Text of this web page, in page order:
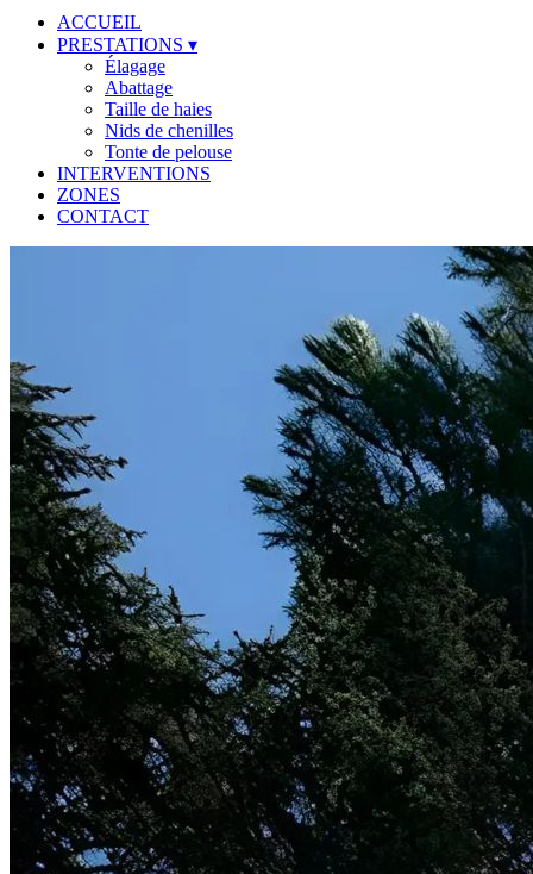
ACCUEIL
PRESTATIONS ▾
Élagage
Abattage
Taille de haies
Nids de chenilles
Tonte de pelouse
INTERVENTIONS
ZONES
CONTACT